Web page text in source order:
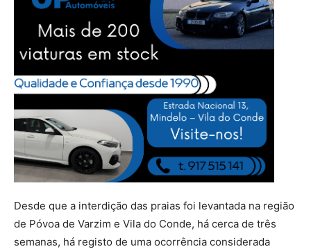
Desde que a interdição das praias foi levantada na região
de Póvoa de Varzim e Vila do Conde, há cerca de três
semanas, há registo de uma ocorrência considerada